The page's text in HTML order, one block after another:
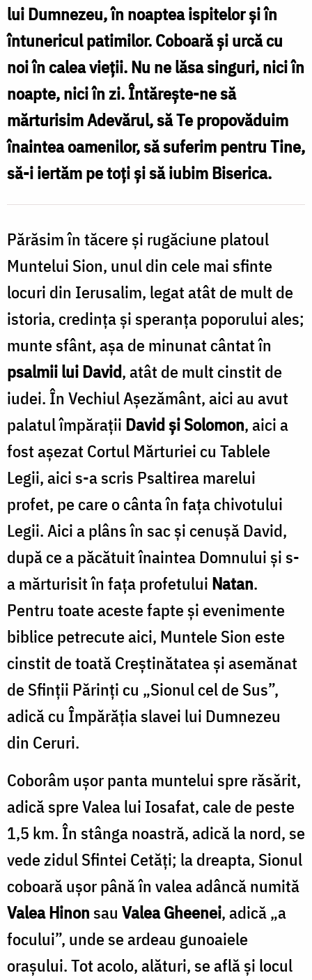
lui Dumnezeu, în noaptea ispitelor şi în
întunericul patimilor. Coboară şi urcă cu
noi în calea vieţii. Nu ne lăsa singuri, nici în
noapte, nici în zi. Întăreşte-ne să
mărturisim Adevărul, să Te propovăduim
înaintea oamenilor, să suferim pen­tru Tine,
să-i iertăm pe toţi şi să iubim Biserica.
Părăsim în tăcere şi rugăciune platoul
Muntelui Sion, unul din cele mai sfinte
locuri din Ierusalim, legat atât de mult de
istoria, credinţa şi speranţa poporului ales;
munte sfânt, aşa de minunat cântat în
psalmii lui David, atât de mult cinstit de
iudei. În Vechiul Aşeză­mânt, aici au avut
palatul împăraţii David şi Solomon, aici a
fost aşezat Cortul Mărturiei cu Tablele
Legii, aici s-a scris Psaltirea marelui
profet, pe care o cânta în faţa chivotului
Legii. Aici a plâns în sac şi cenuşă David,
după ce a păcătuit înaintea Domnului şi s-
a mărturisit în faţa profetului Natan.
Pentru toate aceste fapte şi eve­nimente
biblice petrecute aici, Muntele Sion este
cinstit de toată Creştinătatea şi asemănat
de Sfinţii Părinţi cu „Sionul cel de Sus”,
adică cu Împărăţia slavei lui Dumnezeu
din Ceruri.
Coborâm uşor panta muntelui spre răsărit,
adică spre Valea lui Iosafat, cale de peste
1,5 km. În stânga noastră, adică la nord, se
vede zidul Sfintei Cetăţi; la dreapta, Sionul
coboară uşor până în valea adâncă numită
Valea Hinonsau Valea Gheenei, adică „a
focului”, unde se ardeau gunoaiele
oraşului. Tot acolo, alături, se află şi locul